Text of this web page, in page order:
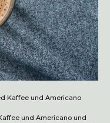
Kaffee und Americano
und Americano und